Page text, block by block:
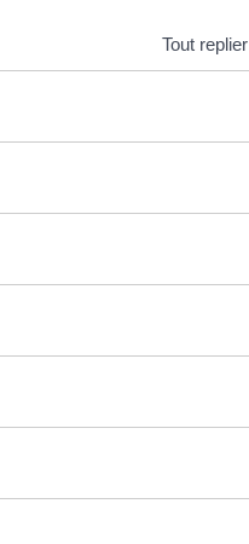
Tout replier